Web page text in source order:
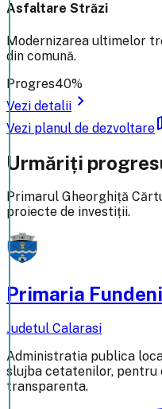
Asfaltare Străzi
Modernizarea ultimelor
din comună.
Progres40%
Vezi detalii chevron_right
Vezi planul de dezvoltare
Urmăriți
Primarul Gheorghiță
proiecte de investiții.
Primaria Fundeni
Judetul Calarasi
Administratia publica
slujba cetatenilor, pentru
transparenta.